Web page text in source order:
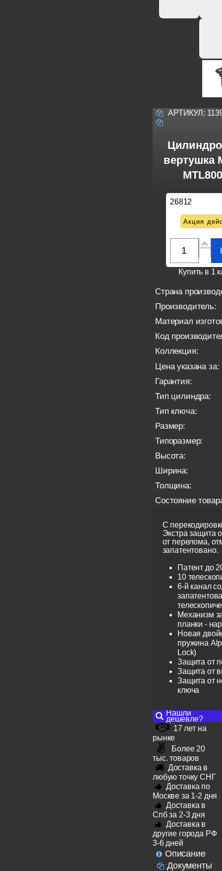
АРТИКУЛ:
вертушка
26812
Акция
Купить в 1
Страна
Производитель:
Материал
Код
Коллекция:
Цена указана за:
Гарантия:
Тип цилиндра:
Тип ключа:
Размер:
Типоразмер:
Высота:
Ширина:
Толщина:
Состояние
С
Экстра защита
от перелома,
запатентовано.
Патент до
10
6-й канал
Механизм
планки -
Новая
пружина
Lock)
Защита от
Защита от
Защита от
ключа
Нашли
дешевле?
17 лет на
рынке
Более 20
тыс. товаров
Доставка в
любую точку СНГ
Доставка по
Москве за 1-2 дня
Доставка в
Спб за 2-3 дня
Доставка в
другие города РФ
3-6 дней
Описание
Документы